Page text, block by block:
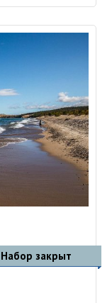
Набор закрыт